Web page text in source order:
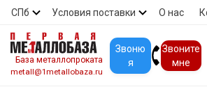
СПб Условия поставки О нас
Скидки Прайс Покупателям
База металлопроката
metall@1metallobaza.ru
Звоню
я
Звоните
мне